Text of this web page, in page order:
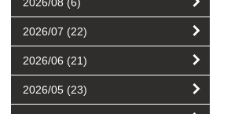
2026/07 (22)
2026/06 (21)
2026/05 (23)